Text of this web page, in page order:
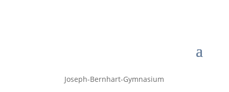
Joseph-Bernhart-Gymnasium